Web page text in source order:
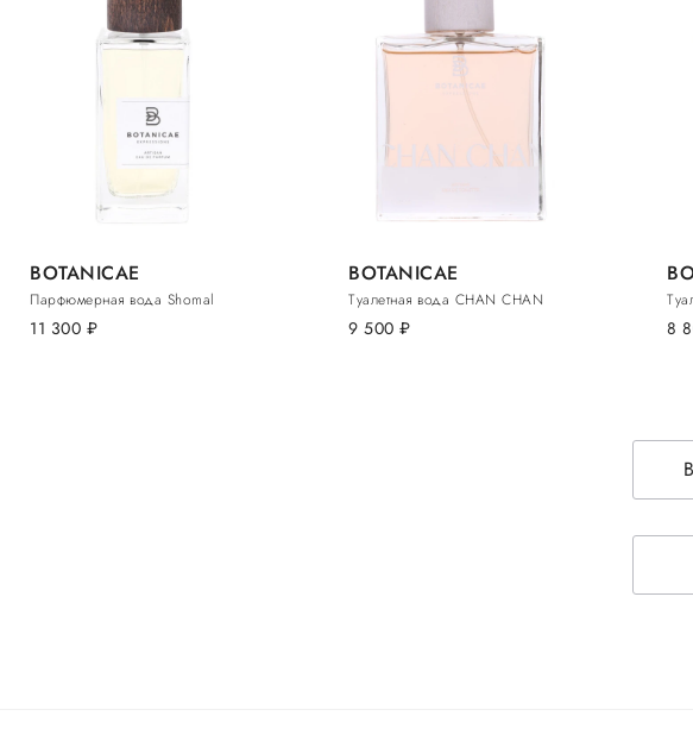
BOTANICAE
Парфюмерная вода Shomal
11 300 руб.
BOTANICAE
Туалетная вода CHAN CHAN
9 500 руб. 8